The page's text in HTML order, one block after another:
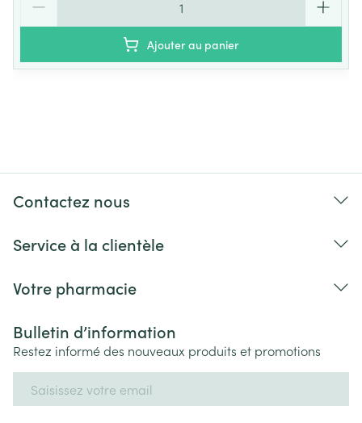
Ajouter au panier
Contactez nous
Service à la clientèle
Votre pharmacie
Bulletin d’information
Restez informé des nouveaux produits et promotions